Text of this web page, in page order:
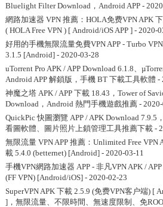
Bluelight Filter Download，Android APP-
網路加速器 VPN 推薦：HOLA免费VPN APK
( HOLA Free VPN ) [ Android/iOS APP ]- 2020-
好用的手機無限流量免費VPN APP - Turbo VPN
3.1.5 [Android]- 2020-03-28
uTorrent Pro APK / APP Download 6.1.8、
Android APP 解鎖版，手機 BT 下載工具軟體 -
神魔之塔 APK / APP 下載 18.43，Tower of
Download，Android 熱門手機遊戲推薦-
QuickPic 快圖瀏覽 APP / APK Download 7.9.5
看圖軟體、圖片照片上鎖管理工具推薦下載-
無限流量 VPN APP 推薦：Unlimited Free VPN
載 5.4.0 (betternet) [Android]- 2020-03-11
手機VPN網路加速器 APP - 非凡VPN APK /
(FF VPN) [Android/iOS]- 2020-02-23
SuperVPN APK 下載 2.5.9 (免费VPN客户端) [
]，無限流量、不限時間、無速度限制、免